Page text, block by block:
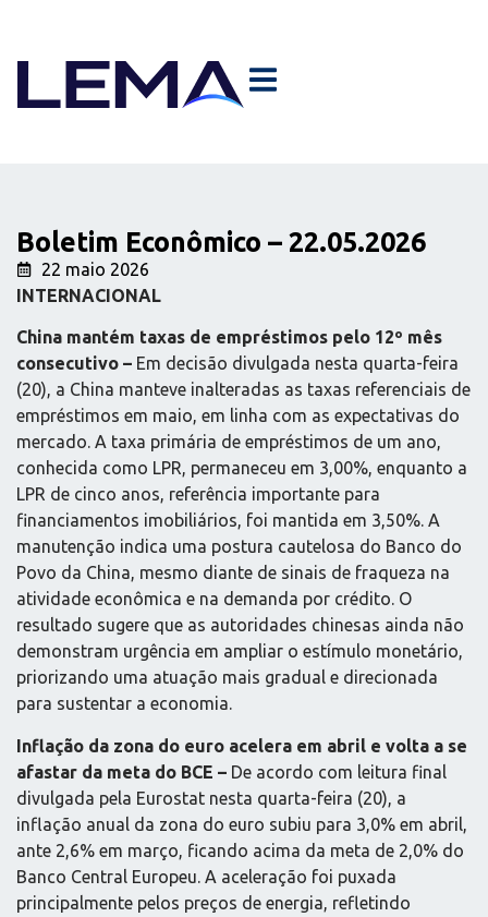
Boletim Econômico – 22.05.2026
22 maio 2026
INTERNACIONAL
China mantém taxas de empréstimos pelo 12º mês
consecutivo – Em decisão divulgada nesta quarta-feira
(20), a China manteve inalteradas as taxas referenciais de
empréstimos em maio, em linha com as expectativas do
mercado. A taxa primária de empréstimos de um ano,
conhecida como LPR, permaneceu em 3,00%, enquanto a
LPR de cinco anos, referência importante para
financiamentos imobiliários, foi mantida em 3,50%. A
manutenção indica uma postura cautelosa do Banco do
Povo da China, mesmo diante de sinais de fraqueza na
atividade econômica e na demanda por crédito. O
resultado sugere que as autoridades chinesas ainda não
demonstram urgência em ampliar o estímulo monetário,
priorizando uma atuação mais gradual e direcionada
para sustentar a economia.
Inflação da zona do euro acelera em abril e volta a se
afastar da meta do BCE – De acordo com leitura final
divulgada pela Eurostat nesta quarta-feira (20), a
inflação anual da zona do euro subiu para 3,0% em abril,
ante 2,6% em março, ficando acima da meta de 2,0% do
Banco Central Europeu. A aceleração foi puxada
principalmente pelos preços de energia, refletindo